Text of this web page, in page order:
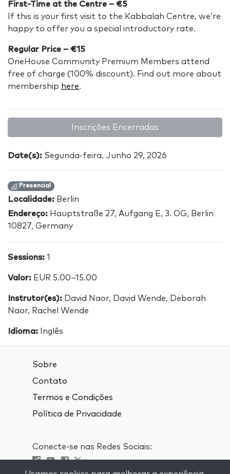
First-Time at the Centre – €5
If this is your first visit to the Kabbalah Centre, we’re
happy to offer you a special introductory rate.
Regular Price – €15
OneHouse Community Premium Members attend
free of charge (100% discount). Find out more about
membership here.
Inscrições Encerradas
Date(s): Segunda-feira, Junho 29, 2026
Presencial
Localidade: Berlin
Endereço: Hauptstraße 27, Aufgang E, 3. OG, Berlin
10827, Germany
Sessions: 1
Valor: EUR 5.00–15.00
Instrutor(es): David Naor, David Wende, Deborah
Naor, Rachel Wende
Idioma: Inglês
Sobre
Contato
Termos e Condições
Política de Privacidade
Conecte-se nas Redes Sociais: